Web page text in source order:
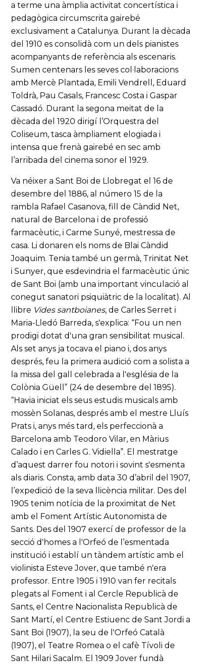
a terme una àmplia activitat concertística i
pedagògica circumscrita gairebé
exclusivament a Catalunya. Durant la dècada
del 1910 es consolidà com un dels pianistes
acompanyants de referència als escenaris.
Sumen centenars les seves col·laboracions
amb Mercè Plantada, Emili Vendrell, Eduard
Toldrà, Pau Casals, Francesc Costa i Gaspar
Cassadó. Durant la segona meitat de la
dècada del 1920 dirigí l’Orquestra del
Coliseum, tasca àmpliament elogiada i
intensa que frenà gairebé en sec amb
l’arribada del cinema sonor el 1929.
Va néixer a Sant Boi de Llobregat el 16 de
desembre del 1886, al número 15 de la
rambla Rafael Casanova, fill de Càndid Net,
natural de Barcelona i de professió
farmacèutic, i Carme Sunyé, mestressa de
casa. Li donaren els noms de Blai Càndid
Joaquim. Tenia també un germà, Trinitat Net
i Sunyer, que esdevindria el farmacèutic únic
de Sant Boi (amb una important vinculació al
conegut sanatori psiquiàtric de la localitat). Al
llibre Vides santboianes, de Carles Serret i
Maria-Lledó Barreda, s'explica: “Fou un nen
prodigi dotat d'una gran sensibilitat musical.
Als set anys ja tocava el piano i, dos anys
després, feu la primera audició com a solista a
la missa del gall celebrada a l'església de la
Colònia Güell” (24 de desembre del 1895).
“Havia iniciat els seus estudis musicals amb
mossèn Solanas, després amb el mestre Lluís
Prats i, anys més tard, els perfeccionà a
Barcelona amb Teodoro Vilar, en Màrius
Calado i en Carles G. Vidiella”. El mestratge
d’aquest darrer fou notori i sovint s'esmenta
als diaris. Consta, amb data 30 d’abril del 1907,
l’expedició de la seva llicència militar. Des del
1905 tenim notícia de la proximitat de Net
amb el Foment Artístic Autonomista de
Sants. Des del 1907 exercí de professor de la
secció d'homes a l'Orfeó de l’esmentada
institució i establí un tàndem artístic amb el
violinista Esteve Jover, que també n'era
professor. Entre 1905 i 1910 van fer recitals
plegats al Foment i al Cercle Republicà de
Sants, el Centre Nacionalista Republicà de
Sant Martí, el Centre Estiuenc de Sant Jordi a
Sant Boi (1907), la seu de l'Orfeó Català
(1907), el Teatre Romea o el cafè Tívoli de
Sant Hilari Sacalm. El 1909 Jover fundà